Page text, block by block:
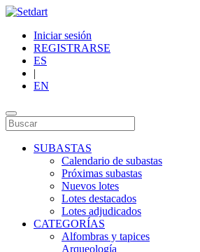
Iniciar sesión
REGISTRARSE
ES
|
EN
SUBASTAS
Calendario de subastas
Próximas subastas
Nuevos lotes
Lotes destacados
Lotes adjudicados
CATEGORÍAS
Alfombras y tapices
Arqueología